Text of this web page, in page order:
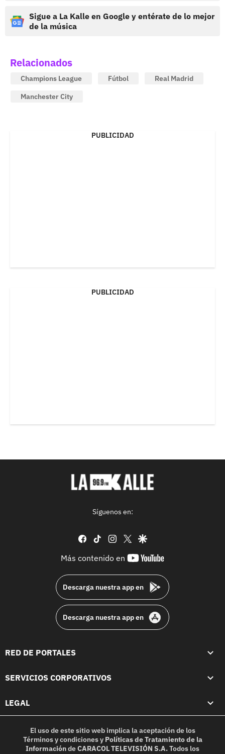
Sigue a La Kalle en Google y entérate de lo mejor
de la música
Relacionados
Champions League Fútbol
Real Madrid
Manchester City
PUBLICIDAD
PUBLICIDAD
Síguenos en:
facebook
tiktok instagram
twittergoogle
Más contenido en
youtube-
Descarga nuestra app en
Descarga nuestra app en
RED DE PORTALES
SERVICIOS CORPORATIVOS
LEGAL
El uso de este sitio web implica la aceptación de los
Términos y condicionesy Políticas de Tratamiento de la
InformacióndeCARACOL TELEVISIÓN S.A.Todos los